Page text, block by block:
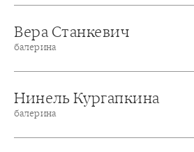
Вера Станкевич
балерина
Нинель Кургапкина
балерина